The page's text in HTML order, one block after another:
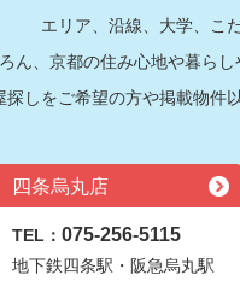
エリア、沿線、大学、こ
ん、京都の住み心地や暮ら
探しをご希望の方や掲載物件
四条烏丸店
TEL： 075-256-5115
地下鉄四条駅・阪急烏丸駅